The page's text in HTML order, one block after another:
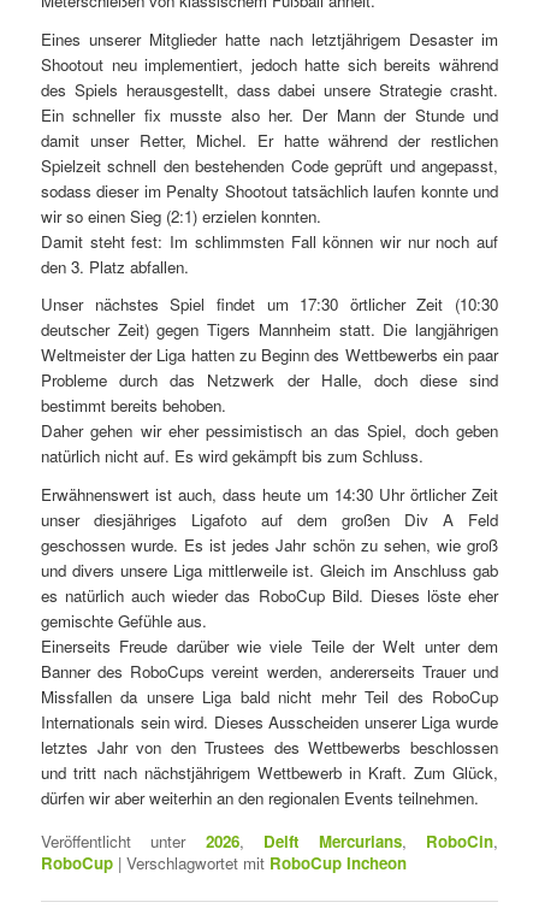
Eines unserer Mitglieder hatte nach letztjährigem Desaster im
Shootout neu implementiert, jedoch hatte sich bereits während
des Spiels herausgestellt, dass dabei unsere Strategie crasht.
Ein schneller fix musste also her. Der Mann der Stunde und
damit unser Retter, Michel. Er hatte während der restlichen
Spielzeit schnell den bestehenden Code geprüft und angepasst,
sodass dieser im Penalty Shootout tatsächlich laufen konnte und
wir so einen Sieg (2:1) erzielen konnten.
Damit steht fest: Im schlimmsten Fall können wir nur noch auf
den 3. Platz abfallen.
Unser nächstes Spiel findet um 17:30 örtlicher Zeit (10:30
deutscher Zeit) gegen Tigers Mannheim statt. Die langjährigen
Weltmeister der Liga hatten zu Beginn des Wettbewerbs ein paar
Probleme durch das Netzwerk der Halle, doch diese sind
bestimmt bereits behoben.
Daher gehen wir eher pessimistisch an das Spiel, doch geben
natürlich nicht auf. Es wird gekämpft bis zum Schluss.
Erwähnenswert ist auch, dass heute um 14:30 Uhr örtlicher Zeit
unser diesjähriges Ligafoto auf dem großen Div A Feld
geschossen wurde. Es ist jedes Jahr schön zu sehen, wie groß
und divers unsere Liga mittlerweile ist. Gleich im Anschluss gab
es natürlich auch wieder das RoboCup Bild. Dieses löste eher
gemischte Gefühle aus.
Einerseits Freude darüber wie viele Teile der Welt unter dem
Banner des RoboCups vereint werden, andererseits Trauer und
Missfallen da unsere Liga bald nicht mehr Teil des RoboCup
Internationals sein wird. Dieses Ausscheiden unserer Liga wurde
letztes Jahr von den Trustees des Wettbewerbs beschlossen
und tritt nach nächstjährigem Wettbewerb in Kraft. Zum Glück,
dürfen wir aber weiterhin an den regionalen Events teilnehmen.
Veröffentlicht unter
2026, Delft Mercurians, RoboCin,
RoboCup |Verschlagwortet mit RoboCup Incheon